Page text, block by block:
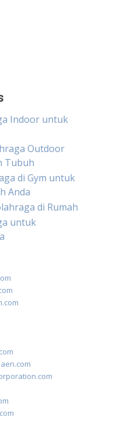
Indoor untuk
Outdoor
Tubuh
di Gym untuk
Anda
di Rumah
untuk